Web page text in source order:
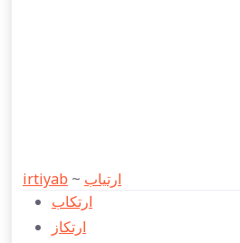
irtiyab ~ ارتياب
ارتكاب
ارتكاز